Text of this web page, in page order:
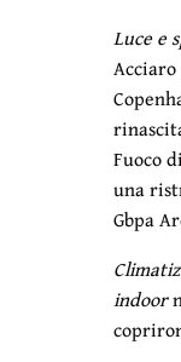
Luce e
Fuoco
una
Gbpa
indoor